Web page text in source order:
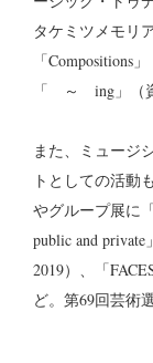
タケミツメモリ
「Compositions
「 ～ ing」（
また、ミュージ
トとしての活動
やグループ展に「
public and
2019）、「
ど。第69回芸術